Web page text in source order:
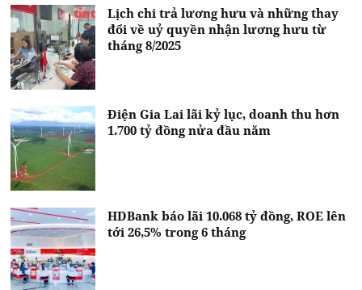
Lịch chi trả lương hưu và những thay
đổi về uỷ quyền nhận lương hưu từ
tháng 8/2025
Điện Gia Lai lãi kỷ lục, doanh thu hơn
1.700 tỷ đồng nửa đầu năm
HDBank báo lãi 10.068 tỷ đồng, ROE lên
tới 26,5% trong 6 tháng